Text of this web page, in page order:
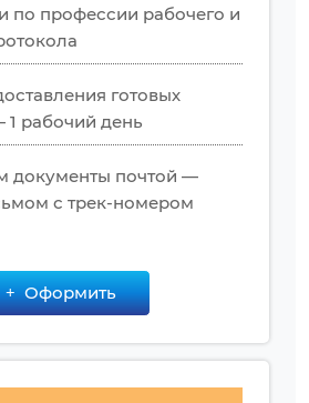
по профессии рабочего и
готовых
рабочий день
документы почтой —
с трек-номером
Оформить